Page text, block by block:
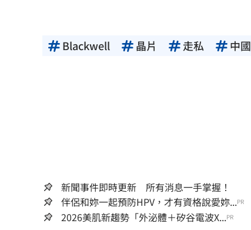
Blackwell 晶片 走私 中國
新聞事件即時更新 所有消息一手掌握！
伴侶和妳一起預防HPV，才有資格說愛妳...PR
2026美肌新趨勢「外泌體＋矽谷電波X...PR